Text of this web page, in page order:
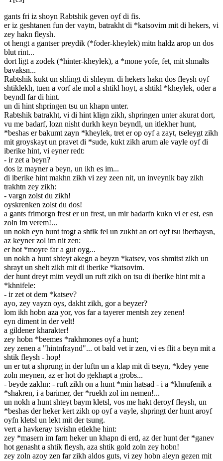
gants fri iz shoyn Rabtshik geven oyf di fis.
er iz geshtanen fun der vaytn, batrakht di *katsovim mit di hekers, vi
zey hakn fleysh.
ot hengt a gantser preydik (*foder-kheylek) mitn haldz arop un dos
blut rint...
dort ligt a zodek (*hinter-kheylek), a *mone yofe, fet, mit shmalts
bavaksn...
Rabtshik kukt un shlingt di shleym. di hekers hakn dos fleysh oyf
shtiklekh, tuen a vorf ale mol a shtikl hoyt, a shtikl *kheylek, oder a
beyndl far di hint.
un di hint shpringen tsu un khapn unter.
Rabtshik batrakht, vi di hint klign zikh, shpringen unter akurat dort,
vu me badarf, lozn nisht durkh keyn beyndl, un itlekher hunt,
*beshas er bakumt zayn *kheylek, tret er op oyf a zayt, tseleygt zikh
mit groyskayt un pravet di *sude, kukt zikh arum ale vayle oyf di
iberike hint, vi eyner redt:
- ir zet a beyn?
dos iz mayner a beyn, un ikh es im...
di iberike hint makhn zikh vi zey zeen nit, un inveynik bay zikh
trakhtn zey zikh:
- vargn zolst du zikh!
oyskrenken zolst du dos!
a gants frimorgn frest er un frest, un mir badarfn kukn vi er est, esn
zoln im verem!...
un nokh eyn hunt trogt a shtik fel un zukht an ort oyf tsu iberbaysn,
az keyner zol im nit zen:
er hot *moyre far a gut oyg...
un nokh a hunt shteyt akegn a beyzn *katsev, vos shmitst zikh un
shrayt un shelt zikh mit di iberike *katsovim.
der hunt dreyt mitn veydl un ruft zikh on tsu di iberike hint mit a
*khnifele:
- ir zet ot dem *katsev?
ayo, zey vayzn oys, dakht zikh, gor a beyzer?
lom ikh hobn aza yor, vos far a tayerer mentsh zey zenen!
eyn diment in der velt!
a gildener kharakter!
zey hobn *beemes *rakhmones oyf a hunt;
zey zenen a "hintnfraynd"... ot bald vet ir zen, vi es flit a beyn mit a
shtik fleysh - hop!
un er tut a shprung in der luftn un a klap mit di tseyn, *kdey yene
zoln meynen, az er hot do gekhapt a grobs...
- beyde zakhn: - ruft zikh on a hunt *min hatsad - i a *khnufenik a
*shakren, i a barimer, der *ruekh zol im nemen!...
un nokh a hunt shteyt baym kletsl, vos me hakt deroyf fleysh, un
*beshas der heker kert zikh op oyf a vayle, shpringt der hunt aroyf
oyfn kletsl un lekt mit der tsung.
vert a havkeray tsvishn etlekhe hint:
zey *masern im farn heker un khapn di erd, az der hunt der *ganev
hot genasht a shtik fleysh, aza shtik gold zoln zey hobn!
zey zoln azoy zen far zikh aldos guts, vi zey hobn aleyn gezen mit